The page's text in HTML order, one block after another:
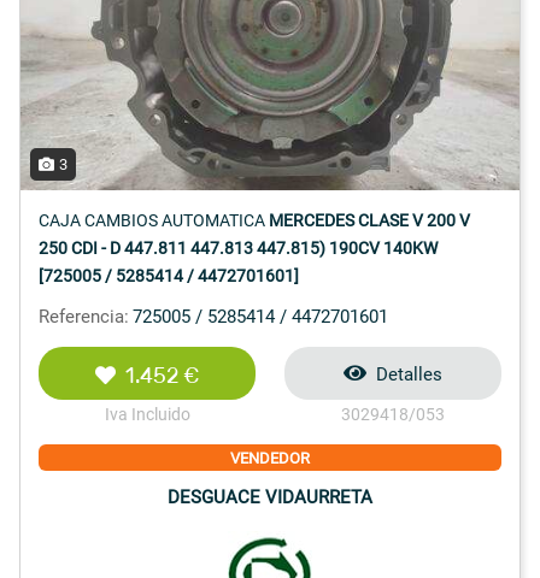
3
CAJA CAMBIOS AUTOMATICA MERCEDES CLASE V 200 V
250 CDI - D 447.811 447.813 447.815) 190CV 140KW
[725005 / 5285414 / 4472701601]
Referencia: 725005 / 5285414 / 4472701601
1.452 €
Iva Incluido
Detalles
3029418/053
VENDEDOR
DESGUACE VIDAURRETA